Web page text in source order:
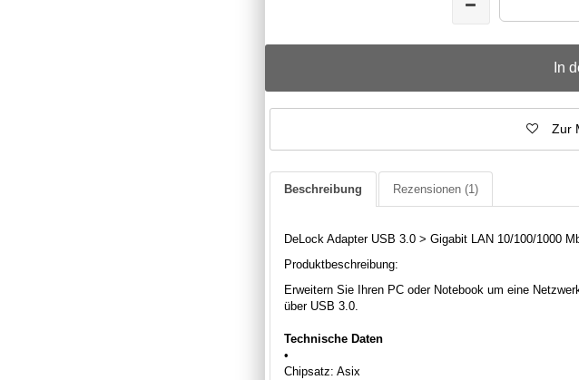
In
Zur
Beschreibung Rezensionen (1)
DeLock Adapter USB 3.0 > Gigabit LAN 10/100/1000
Produktbeschreibung:
Erweitern Sie Ihren PC oder Notebook um eine
über USB 3.0.
Technische Daten
•
Chipsatz: Asix